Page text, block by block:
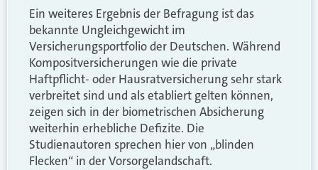
Ein weiteres Ergebnis der Befragung ist das
bekannte Ungleichgewicht im
Versicherungsportfolio der Deutschen. Während
Kompositversicherungen wie die private
Haftpflicht- oder Hausratversicherung sehr stark
verbreitet sind und als etabliert gelten können,
zeigen sich in der biometrischen Absicherung
weiterhin erhebliche Defizite. Die
Studienautoren sprechen hier von „blinden
Flecken“ in der Vorsorgelandschaft.